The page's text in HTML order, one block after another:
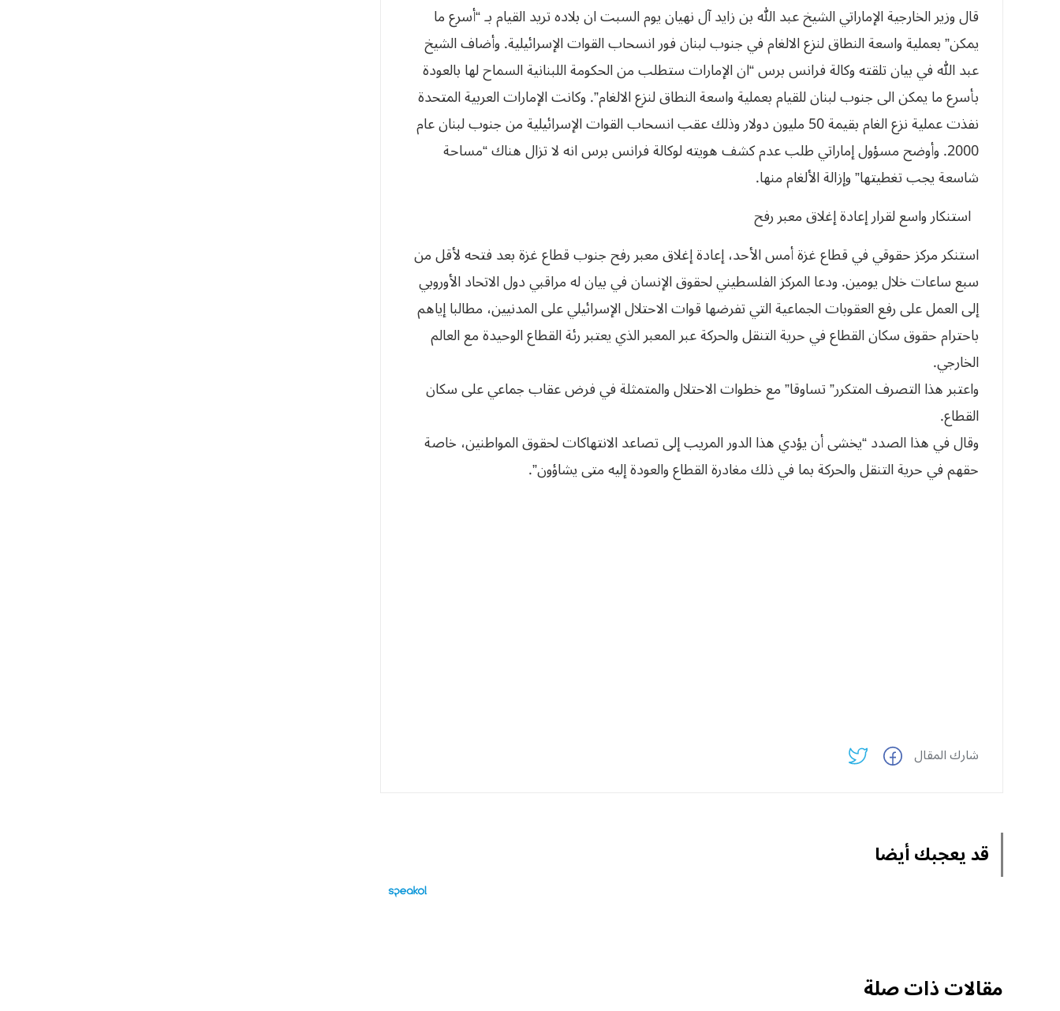
قال وزير الخارجية الإماراتي الشيخ عبد الله بن زايد آل نهيان يوم السبت ان بلاده تريد القيام بـ “أسرع ما
يمكن” بعملية واسعة النطاق لنزع الالغام في جنوب لبنان فور انسحاب القوات الإسرائيلية. وأضاف الشيخ
عبد الله في بيان تلقته وكالة فرانس برس “ان الإمارات ستطلب من الحكومة اللبنانية السماح لها بالعودة
بأسرع ما يمكن الى جنوب لبنان للقيام بعملية واسعة النطاق لنزع الالغام”. وكانت الإمارات العربية المتحدة
نفذت عملية نزع الغام بقيمة 50 مليون دولار وذلك عقب انسحاب القوات الإسرائيلية من جنوب لبنان عام
‬شاسعة‮ ‬يجب‮ ‬تغطيتها‮” ‬وإزالة‮ ‬الألغام‮ ‬منها‮.‬
استنكر مركز حقوقي في قطاع غزة أمس الأحد، إعادة إغلاق معبر رفح جنوب قطاع غزة بعد فتحه لأقل من
سبع ساعات خلال يومين. ودعا المركز الفلسطيني لحقوق الإنسان في بيان له مراقبي دول الاتحاد الأوروبي
‬الخارجي‮. ‬
‬القطاع‮.‬‭ ‬
‬حقهم‮ ‬في‮ ‬حرية‮ ‬التنقل‮ ‬والحركة‮ ‬بما‮ ‬في‮ ‬ذلك‮ ‬مغادرة‮ ‬القطاع‮ ‬والعودة‮ ‬إليه‮ ‬متى‮ ‬يشاؤون‮”. ‬
شارك المقال
قد يعجبك أيضا
مقالات ذات صلة